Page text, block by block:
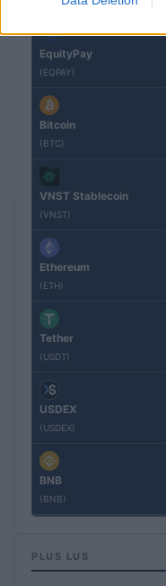
EquityPay
(EQPAY)
Bitcoin
(BTC)
VNST Stablecoin
(VNST)
Ethereum
(ETH)
Tether
(USDT)
USDEX
(USDEX)
BNB
(BNB)
PLUS LUS